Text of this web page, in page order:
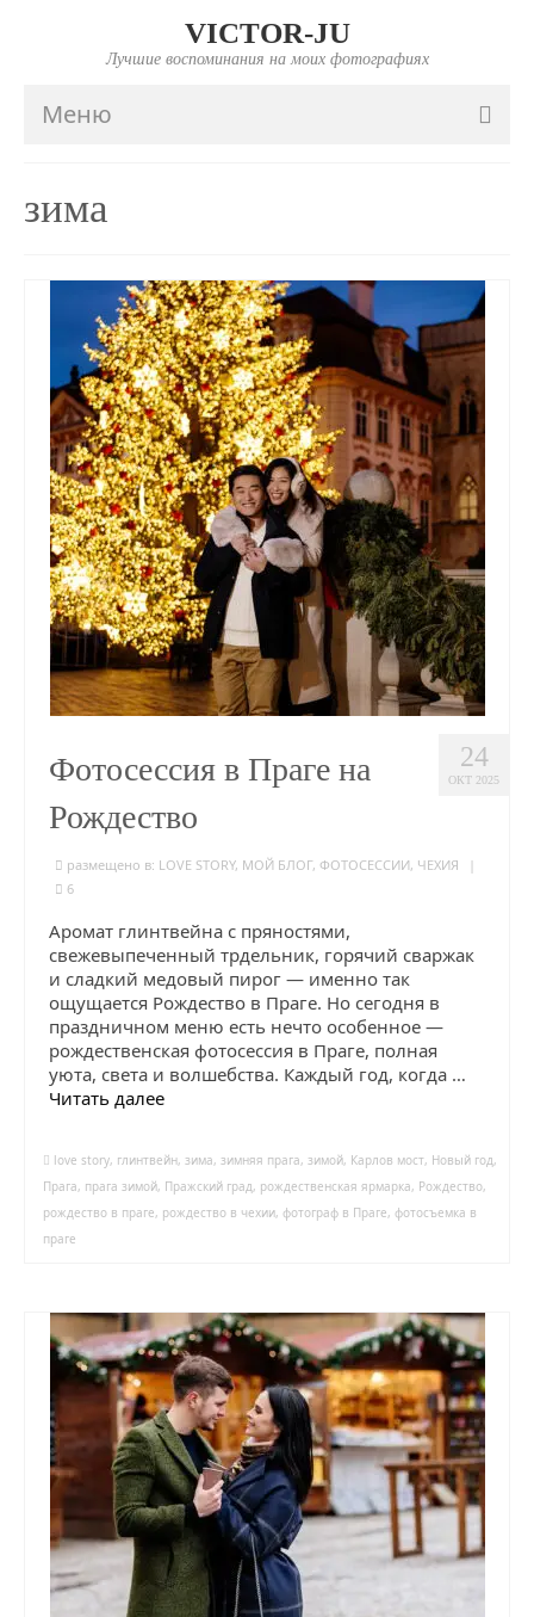
VICTOR-JU
Лучшие воспоминания на моих фотографиях
Меню
ПОРТФОЛИО
FAQ
ИНФО
ПРАЙС
КОНТАКТЫ
зима
24
ОКТ 2025
Фотосессия в Праге на
Рождество
размещено в: LOVE STORY, МОЙ БЛОГ, ФОТОСЕССИИ, ЧЕХИЯ
|
6
Аромат глинтвейна с пряностями,
свежевыпеченный трдельник, горячий сваржак
и сладкий медовый пирог — именно так
ощущается Рождество в Праге. Но сегодня в
праздничном меню есть нечто особенное —
рождественская фотосессия в Праге, полная
уюта, света и волшебства. Каждый год, когда …
Читать далее
love story, глинтвейн, зима, зимняя прага, зимой, Карлов мост, Новый год,
Прага, прага зимой, Пражский град, рождественская ярмарка, Рождество,
рождество в праге, рождество в чехии, фотограф в Праге, фотосъемка в
праге